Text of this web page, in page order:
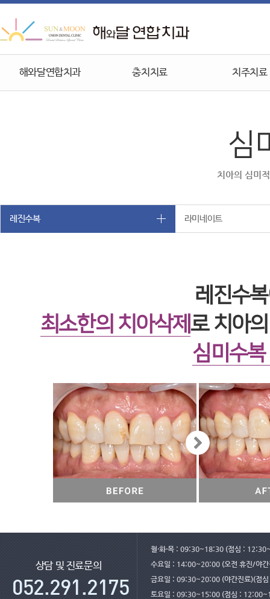
해와달연합치과 충치치료 치주치료
심
치아의 심미
레진수복 라미네이트
레진수
최소한의 치아삭제 로 치아
심미수
상담 및 진료문의
월·화·목 : 09:30~18:30 (점심 :
수요일 : 14:00~20:00 (오전 휴진/야간
금요일 : 09:30~20:00 (야간진료)(점
토요일 : 09:30~15:00 (점심 :